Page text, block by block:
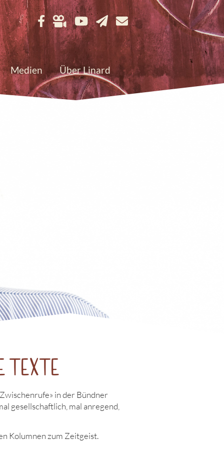
Medien Über Linard
Texte
in der Bündner
gesellschaftlich, mal anregend,
Kolumnen zum Zeitgeist.